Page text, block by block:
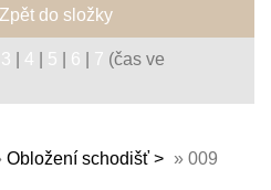
Zpět do složky
3 4 5 6 7 (čas ve
Obložení schodišť » 009